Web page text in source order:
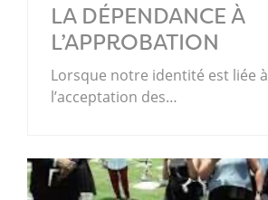
LA DÉPENDANCE À
L’APPROBATION
Lorsque notre identité est liée à
l’acceptation des…